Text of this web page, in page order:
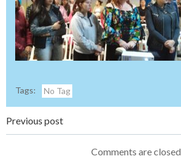
Tags: No Tag
Navegação
Previous post
Comments are closed